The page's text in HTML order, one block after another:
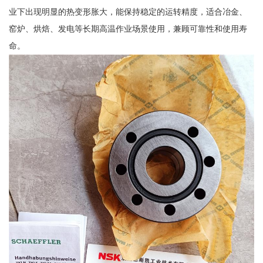
业下出现明显的热变形胀大，能保持稳定的运转精度，适合冶金、
窑炉、烘焙、发电等长期高温作业场景使用，兼顾可靠性和使用寿
命。